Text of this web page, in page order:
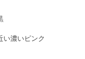
い濃いピンク